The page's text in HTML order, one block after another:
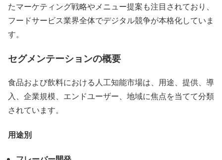
たマーケティング戦略やメニュー提案も注目されており、
フードサービス業界全体でデジタル競争が本格化していま
す。
セグメンテーションの概要
食品および飲料における人工知能市場は、用途、提供、導
入、企業規模、エンドユーザー、地域に焦点を当てて分類
されています。
用途別